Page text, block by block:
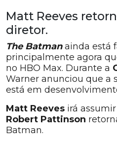
Matt Reeves
diretor.
The Batmanainda está
principalmente agora
no HBO Max. Durante a
Warner anunciou que a
está em
Matt Reeves irá
Robert Pattinson
Batman.